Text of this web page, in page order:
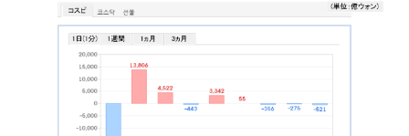
『Money1』
韓国政府『BYD』車への補助金を全廃 ⇒ 実
は韓国で『BYD』車は売れている。6カ月で対前年同期比
『Money1』
く空港に詰めかけ「出て行け！」「極右勢力」のプラカー
ドを掲げる「在韓反米勢力」